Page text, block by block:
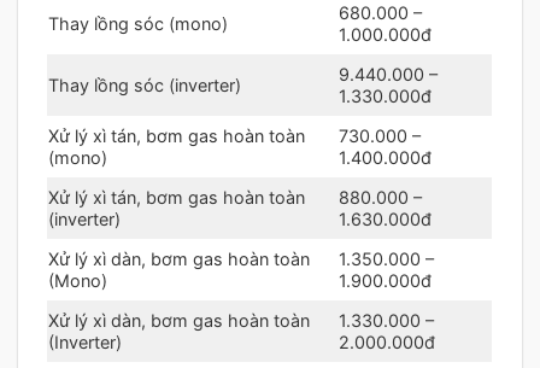
Thay lồng sóc (mono)
680.000 –
1.000.000đ
Thay lồng sóc (inverter)
9.440.000 –
1.330.000đ
Xử lý xì tán, bơm gas hoàn toàn
(mono)
730.000 –
1.400.000đ
Xử lý xì tán, bơm gas hoàn toàn
(inverter)
880.000 –
1.630.000đ
Xử lý xì dàn, bơm gas hoàn toàn
(Mono)
1.350.000 –
1.900.000đ
Xử lý xì dàn, bơm gas hoàn toàn
(Inverter)
1.330.000 –
2.000.000đ